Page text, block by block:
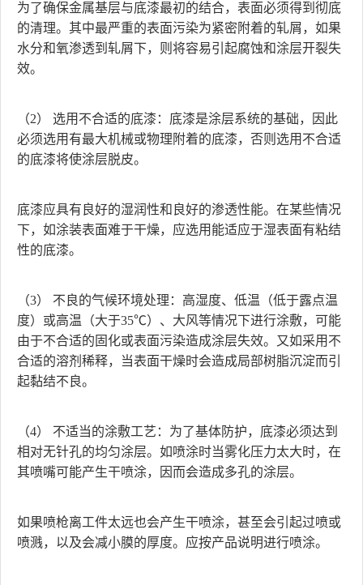
为了确保金属基层与底漆最初的结合，表面必须得到彻底
的清理。其中最严重的表面污染为紧密附着的轧屑，如果
水分和氧渗透到轧屑下，则将容易引起腐蚀和涂层开裂失
效。
（2） 选用不合适的底漆：底漆是涂层系统的基础，因此
必须选用有最大机械或物理附着的底漆，否则选用不合适
的底漆将使涂层脱皮。
底漆应具有良好的湿润性和良好的渗透性能。在某些情况
下，如涂装表面难于干燥，应选用能适应于湿表面有粘结
性的底漆。
（3） 不良的气候环境处理：高湿度、低温（低于露点温
度）或高温（大于35℃）、大风等情况下进行涂敷，可能
由于不合适的固化或表面污染造成涂层失效。又如采用不
合适的溶剂稀释，当表面干燥时会造成局部树脂沉淀而引
起黏结不良。
（4） 不适当的涂敷工艺：为了基体防护，底漆必须达到
相对无针孔的均匀涂层。如喷涂时当雾化压力太大时，在
其喷嘴可能产生干喷涂，因而会造成多孔的涂层。
如果喷枪离工件太远也会产生干喷涂，甚至会引起过喷或
喷溅，以及会减小膜的厚度。应按产品说明进行喷涂。